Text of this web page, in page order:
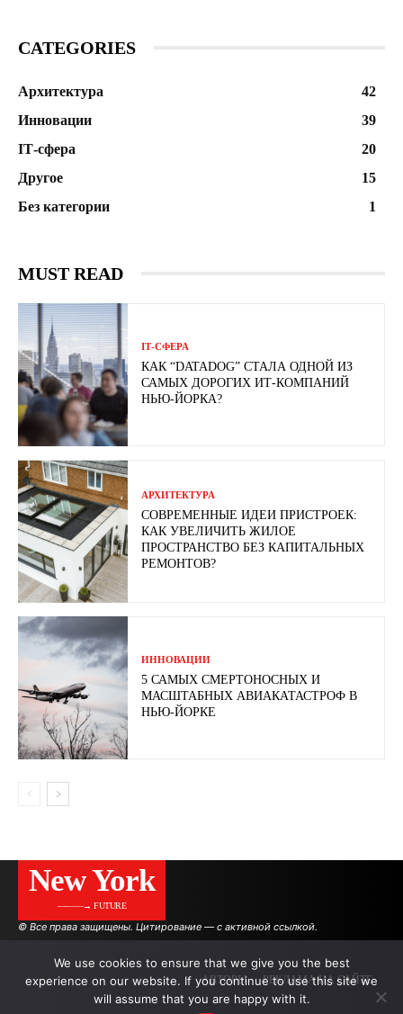
CATEGORIES
Архитектура
42
Инновации
39
ІТ-сфера
20
Другое
15
Без категории
1
MUST READ
ІТ-СФЕРА
КАК “DATADOG” СТАЛА ОДНОЙ ИЗ
САМЫХ ДОРОГИХ ИТ-КОМПАНИЙ
НЬЮ-ЙОРКА?
АРХИТЕКТУРА
СОВРЕМЕННЫЕ ИДЕИ ПРИСТРОЕК:
КАК УВЕЛИЧИТЬ ЖИЛОЕ
ПРОСТРАНСТВО БЕЗ КАПИТАЛЬНЫХ
РЕМОНТОВ?
ИННОВАЦИИ
5 САМЫХ СМЕРТОНОСНЫХ И
МАСШТАБНЫХ АВИАКАТАСТРОФ В
НЬЮ-ЙОРКЕ
New York
———→ FUTURE
© Все права защищены. Цитирование — с активной ссылкой.
АВТОРЫ РЕКЛАМА НА САЙТЕ
We use cookies to ensure that we give you the best
experience on our website. If you continue to use this site we
will assume that you are happy with it.